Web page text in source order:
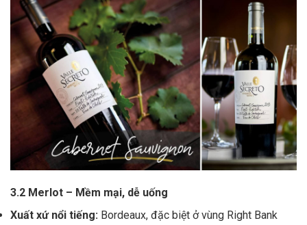
3.2 Merlot – Mềm mại, dễ uống
Xuất xứ nổi tiếng: Bordeaux, đặc biệt ở vùng Right Bank